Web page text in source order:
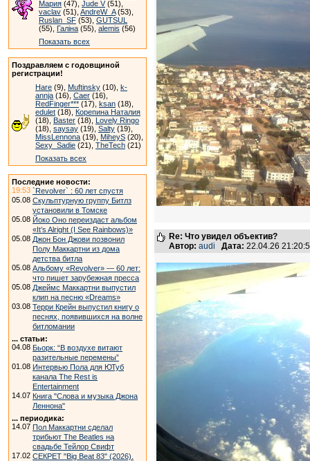
Мария (47), Jude V(51),
vaclav (51), AndreW_A(53),
Ruslan_SF (53), GUTSUL
(55), Галіна (55), alemis (56)
Показать всех
Поздравляем с годовщиной
регистрации!
Hare (9), Muftinsky (10), k-
annja (16), Caer (16),
RedFinger*** (17), ksan (18),
edulet (18), Корепина Наталия
(18), Baster (18), Lovely Ringo
(18), saysay (19), Salty (19),
MissLennona (19), MiheyS (20),
Sexy_Sadie (21), TheTech (21)
Показать всех
Последние новости:
19:53 `Revolver` : 60 лет спустя
05.08 Скульптурную группу Битлз
установили в Томске
05.08 Йоко Оно переиздаст альбом
«It’s Alright (I See Rainbows)»
05.08 Джон Бон Джови позвонил
Полу Маккартни из дома
детства битла
05.08 Альбому «Revolver» — 60 лет:
что пишет зарубежная пресса
05.08 Джеймс Маккартни выпустил
клип на песню «Dreams»
03.08 Терри Крейн выпустил книгу о
песнях, появившихся на волне
битломании
... статьи:
04.08 Бьорк: “В воздухе витают
разительные перемены”
01.08 Интервью Пола для ЮТуб
канала The Rest is
Entertainment
14.07 Книга "Слова и музыка Джона
Леннона"
... периодика:
14.07 Пол Маккартни сделал
трибьют The Beatles на
свадьбе Тейлор Свифт
17.02 СЕКРЕТ "Big Beat 83" (2026).
Re: Что увидел объектив?
Автор: audi Дата: 22.04.26